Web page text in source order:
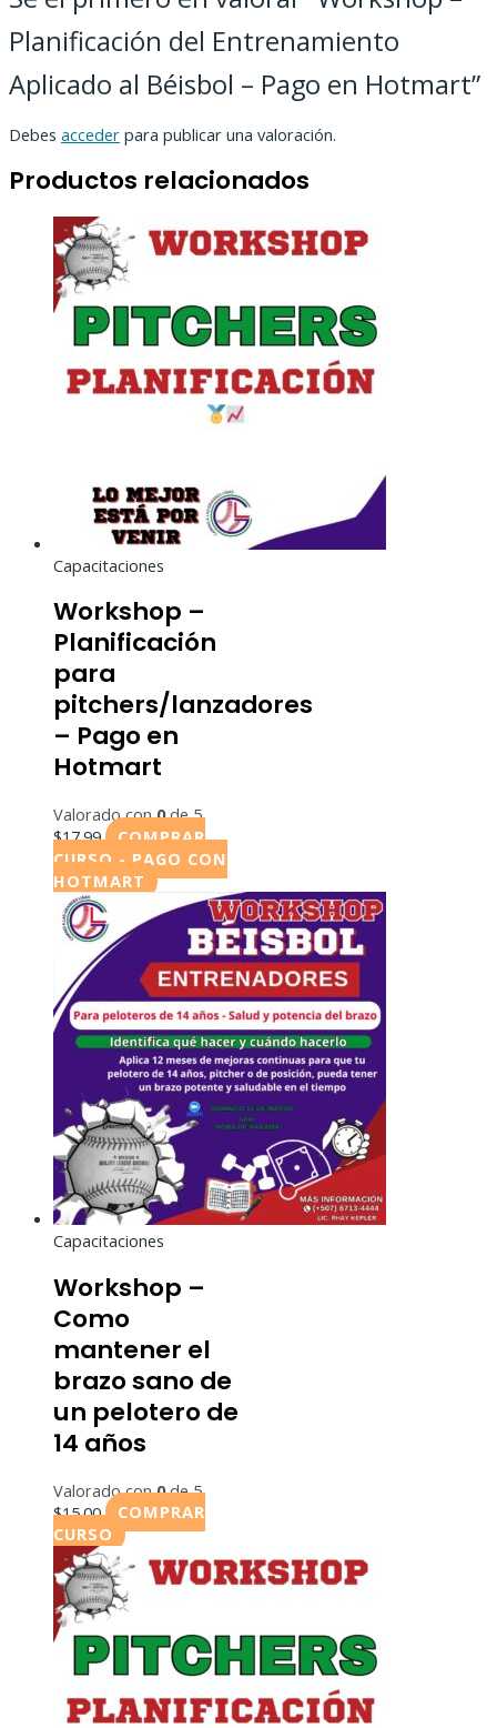
Planificación del Entrenamiento
Aplicado al Béisbol – Pago en Hotmart”
Debes acceder para publicar una valoración.
Productos relacionados
Capacitaciones
Workshop –
Planificación
para
pitchers/lanzadores
– Pago en
Hotmart
Valorado con0de 5
$17.99
COMPRAR
CURSO - PAGO CON
HOTMART
Capacitaciones
Workshop –
Como
mantener el
brazo sano de
un pelotero de
14 años
Valorado con0de 5
$15.00
COMPRAR
CURSO